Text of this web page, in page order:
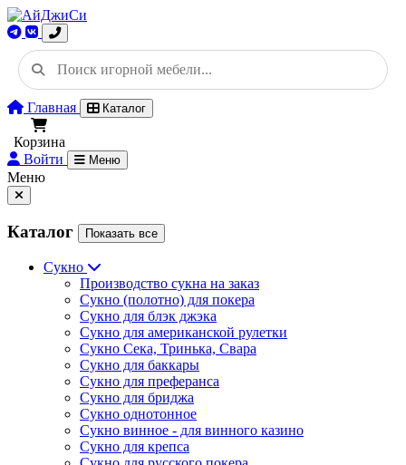
Главная Каталог
Корзина
Войти
Меню
Меню
Каталог Показать все
Сукно
Производство сукна на заказ
Сукно (полотно) для покера
Сукно для блэк джэка
Сукно для американской рулетки
Сукно Сека, Тринька, Свара
Сукно для баккары
Сукно для преферанса
Сукно для бриджа
Сукно однотонное
Сукно винное - для винного казино
Сукно для крепса